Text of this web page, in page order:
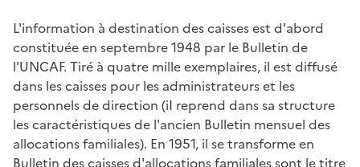
L'information à destination des caisses est d'abord
constituée en septembre 1948 par le Bulletin de
l'UNCAF. Tiré à quatre mille exemplaires, il est diffusé
dans les caisses pour les administrateurs et les
personnels de direction (iI reprend dans sa structure
les caractéristiques de l'ancien Bulletin mensuel des
allocations familiales). En 1951, il se transforme en
Bulletin des caisses d'allocations familiales sont le titre